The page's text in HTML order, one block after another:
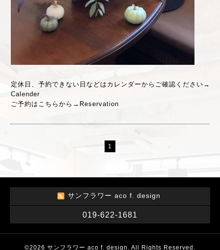
定休日、予約できない日などはカレンダーからご確認ください→
Calender
ご予約はこちらから→ Reservation
1
サンフラワー aco f. design
019-622-1681
©2026 サンフラワー aco f. design . All Rights Reserved.